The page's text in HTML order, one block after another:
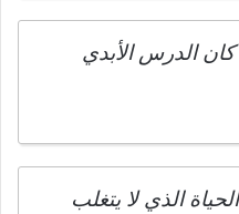
الدرس الأبدي
الذي لا يتغلب